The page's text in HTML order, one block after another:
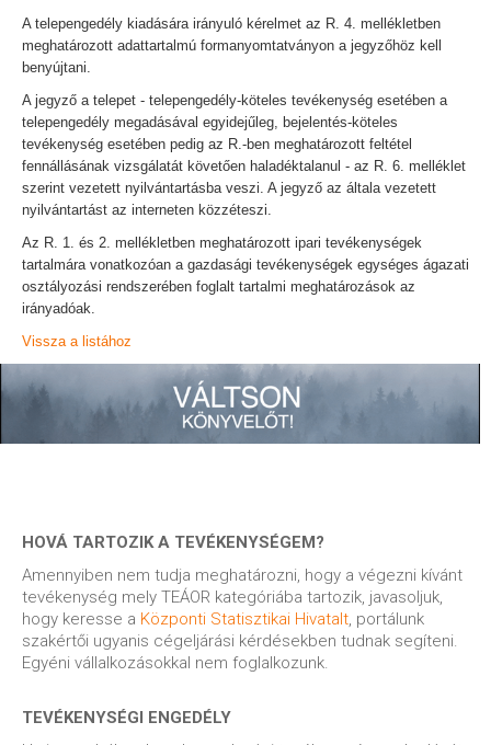
A telepengedély kiadására irányuló kérelmet az R. 4. mellékletben
meghatározott adattartalmú formanyomtatványon a jegyzőhöz kell
benyújtani.
A jegyző a telepet - telepengedély-köteles tevékenység esetében a
telepengedély megadásával egyidejűleg, bejelentés-köteles
tevékenység esetében pedig az R.-ben meghatározott feltétel
fennállásának vizsgálatát követően haladéktalanul - az R. 6. melléklet
szerint vezetett nyilvántartásba veszi. A jegyző az általa vezetett
nyilvántartást az interneten közzéteszi.
Az R. 1. és 2. mellékletben meghatározott ipari tevékenységek
tartalmára vonatkozóan a gazdasági tevékenységek egységes ágazati
osztályozási rendszerében foglalt tartalmi meghatározások az
irányadóak.
Vissza a listához
HOVÁ TARTOZIK A TEVÉKENYSÉGEM?
Amennyiben nem tudja meghatározni, hogy a végezni kívánt
tevékenység mely TEÁOR kategóriába tartozik, javasoljuk,
hogy keresse a Központi Statisztikai Hivatalt , portálunk
szakértői ugyanis cégeljárási kérdésekben tudnak segíteni.
Egyéni vállalkozásokkal nem foglalkozunk.
TEVÉKENYSÉGI ENGEDÉLY